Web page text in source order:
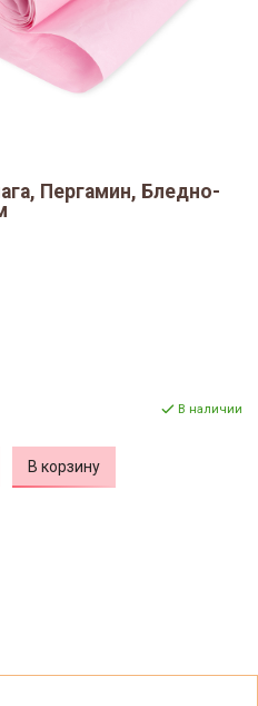
Пергамин, Бледно-
В наличии
В корзину